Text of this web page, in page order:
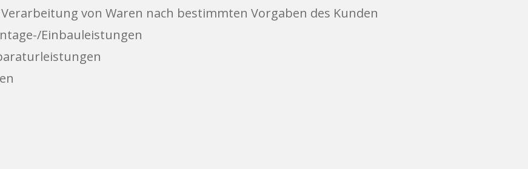
von Waren nach bestimmten Vorgaben des Kunden
Einbauleistungen